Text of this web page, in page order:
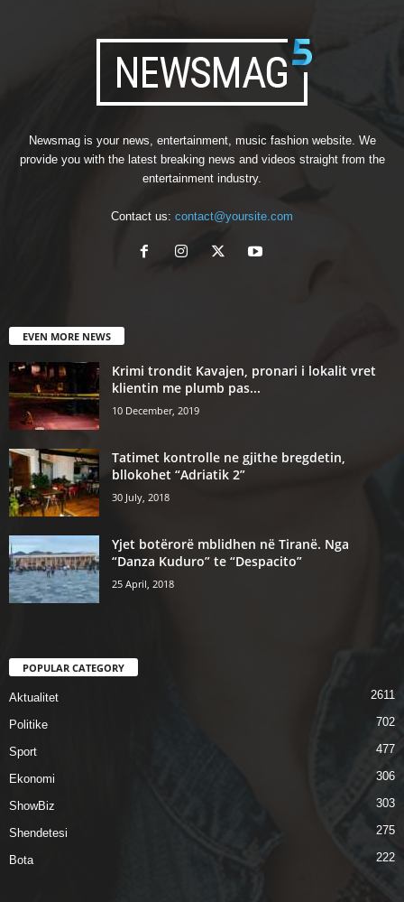
Newsmag is your news, entertainment, music fashion website. We
provide you with the latest breaking news and videos straight from the
entertainment industry.
Contact us: contact@yoursite.com
EVEN MORE NEWS
Krimi trondit Kavajen, pronari i lokalit vret
klientin me plumb pas...
10 December, 2019
Tatimet kontrolle ne gjithe bregdetin,
bllokohet “Adriatik 2”
30 July, 2018
Yjet botërorë mblidhen në Tiranë. Nga
“Danza Kuduro” te “Despacito”
25 April, 2018
POPULAR CATEGORY
Aktualitet 2611
Politike 702
Sport 477
Ekonomi 306
ShowBiz 303
Shendetesi 275
Bota 222